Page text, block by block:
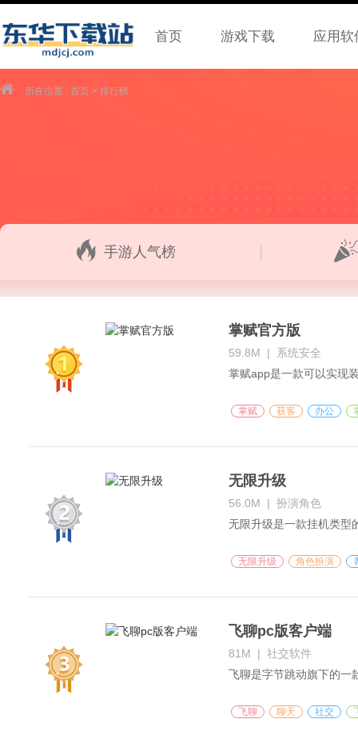
首页 游戏下载 应用软
所在位置 : 首页 > 排行榜
手游人气榜
掌赋官方版
59.8M | 系统安全
掌赋 获客 办公
无限升级
56.0M | 扮演角色
无限升级 角色扮演
飞聊pc版客户端
81M | 社交软件
飞聊 聊天 社交